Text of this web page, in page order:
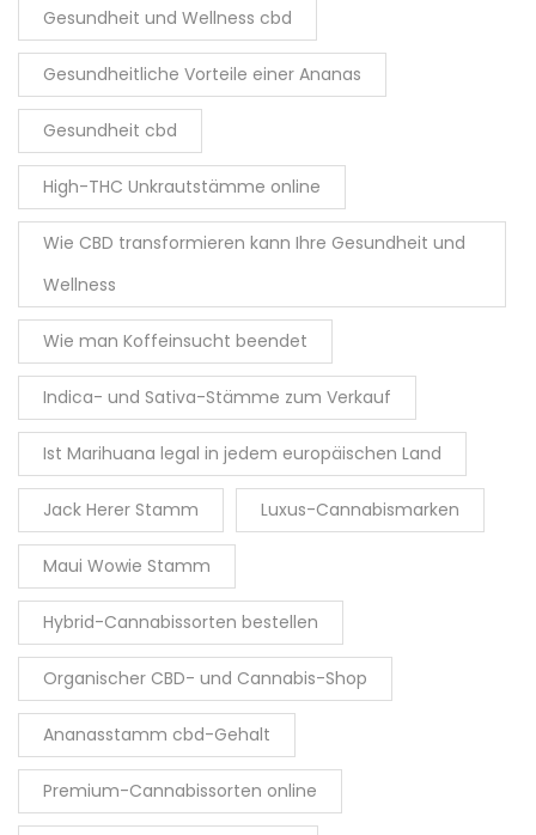
Gesundheit und Wellness cbd
Gesundheitliche Vorteile einer Ananas
Gesundheit cbd
High-THC Unkrautstämme online
Wie CBD transformieren kann Ihre Gesundheit und
Wellness
Wie man Koffeinsucht beendet
Indica- und Sativa-Stämme zum Verkauf
Ist Marihuana legal in jedem europäischen Land
Jack Herer Stamm Luxus-Cannabismarken
Maui Wowie Stamm
Hybrid-Cannabissorten bestellen
Organischer CBD- und Cannabis-Shop
Ananasstamm cbd-Gehalt
Premium-Cannabissorten online